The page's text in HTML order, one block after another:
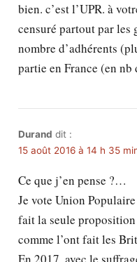
bien. c’est l’UPR. à
censuré partout par les
nombre d’adhérents
partie en France (en nb
Durand dit :
15 août 2016 à 14 h 35
Ce que j’en pense ?…
Je vote Union
fait la seule
comme l’ont fait les